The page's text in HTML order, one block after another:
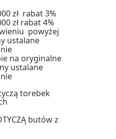
zł rabat 3%
zł rabat 4%
powyżej
ustalane
na oryginalne
ustalane
torebek
butów z